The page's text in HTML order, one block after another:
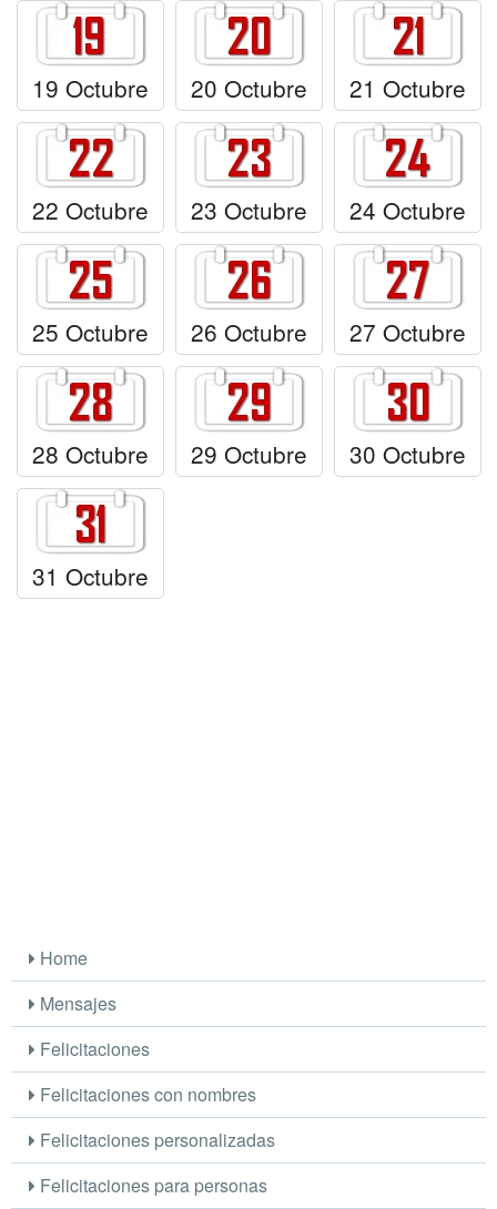
19 Octubre 20 Octubre 21 Octubre
22 Octubre 23 Octubre 24 Octubre
25 Octubre 26 Octubre 27 Octubre
28 Octubre 29 Octubre 30 Octubre
31 Octubre
Home
Mensajes
Felicitaciones
Felicitaciones con nombres
Felicitaciones personalizadas
Felicitaciones para personas